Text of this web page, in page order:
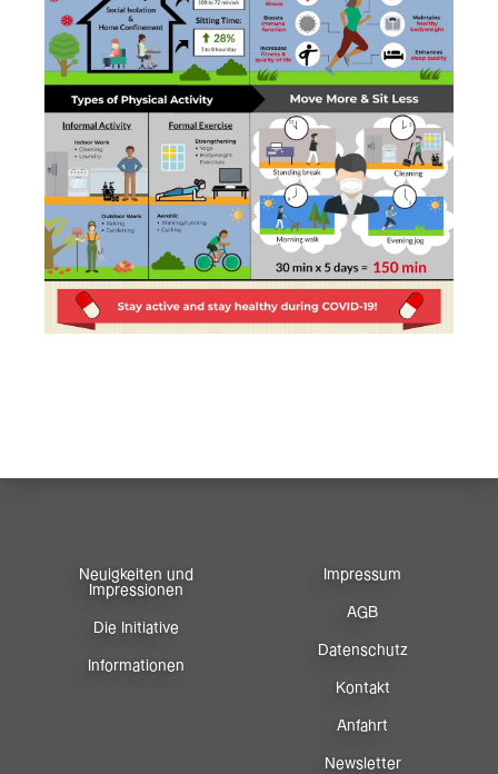
Neuigkeiten und
Impressionen
Die Initiative
Informationen
Impressum
AGB
Datenschutz
Kontakt
Anfahrt
Newsletter